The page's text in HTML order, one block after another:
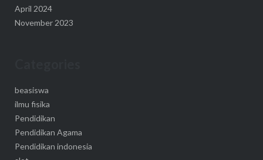
April 2024
November 2023
beasiswa
ilmu fisika
Pendidikan
Pendidikan Agama
Pendidikan indonesia